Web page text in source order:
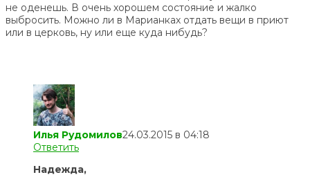
не оденешь. В очень хорошем состояние и жалко
выбросить. Можно ли в Марианках отдать вещи в приют
или в церковь, ну или еще куда нибудь?
Илья Рудомилов24.03.2015 в 04:18
Ответить
Надежда,